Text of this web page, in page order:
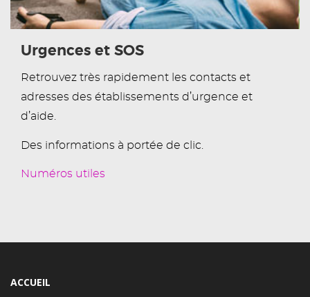
Urgences et SOS
Retrouvez très rapidement les contacts et
adresses des établissements d’urgence et
d’aide.
Des informations à portée de clic.
Numéros utiles
ACCUEIL